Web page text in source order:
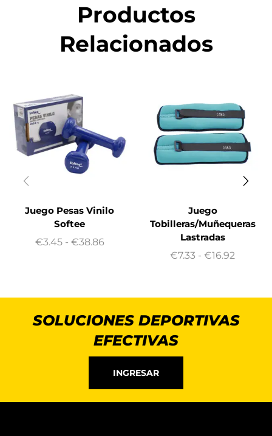
Productos
Relacionados
Juego Pesas Vinilo
Softee
€3.45 - €38.86
Juego
Tobilleras/Muñequeras
Lastradas
€7.33 - €16.92
SOLUCIONES DEPORTIVAS
EFECTIVAS
INGRESAR